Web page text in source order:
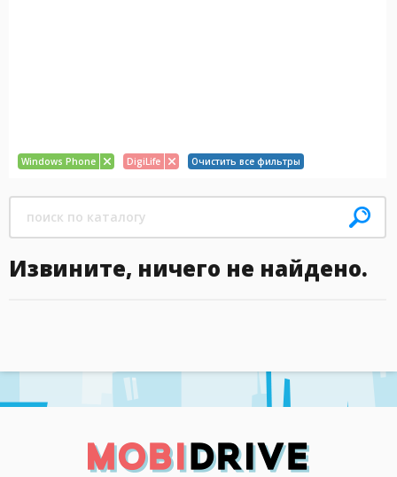
Windows Phone DigiLife Очистить все фильтры
Извините, ничего не найдено.